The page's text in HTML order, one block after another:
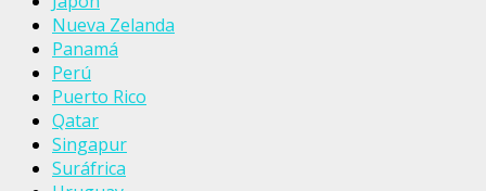
Nueva Zelanda
Panamá
Perú
Puerto Rico
Qatar
Singapur
Suráfrica